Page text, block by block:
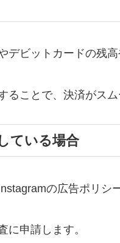
デビットカードの残
ることで、決済がスム
ている場合
の広告ポリシ
に申請します。